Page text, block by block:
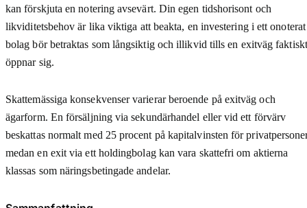
kan förskjuta en notering avsevärt. Din egen tidshorisont och
likviditetsbehov är lika viktiga att beakta, en investering i ett onoterat
bolag bör betraktas som långsiktig och illikvid tills en exitväg faktiskt
öppnar sig.
Skattemässiga konsekvenser varierar beroende på exitväg och
ägarform. En försäljning via sekundärhandel eller vid ett förvärv
beskattas normalt med 25 procent på kapitalvinsten för
medan en exit via ett holdingbolag kan vara skattefri om aktierna
klassas som näringsbetingade andelar.